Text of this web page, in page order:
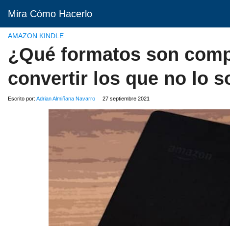
Mira Cómo Hacerlo
AMAZON KINDLE
¿Qué formatos son
convertir los que no lo
Escrito por: Adrian Almiñana Navarro 27 septiembre 2021